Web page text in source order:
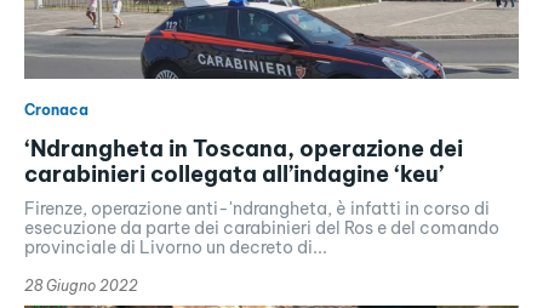
Cronaca
‘Ndrangheta in Toscana, operazione dei
carabinieri collegata all’indagine ‘keu’
Firenze, operazione anti-'ndrangheta, è infatti in corso di
esecuzione da parte dei carabinieri del Ros e del comando
provinciale di Livorno un decreto di...
28 Giugno 2022